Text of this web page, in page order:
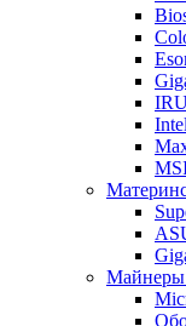
Intel